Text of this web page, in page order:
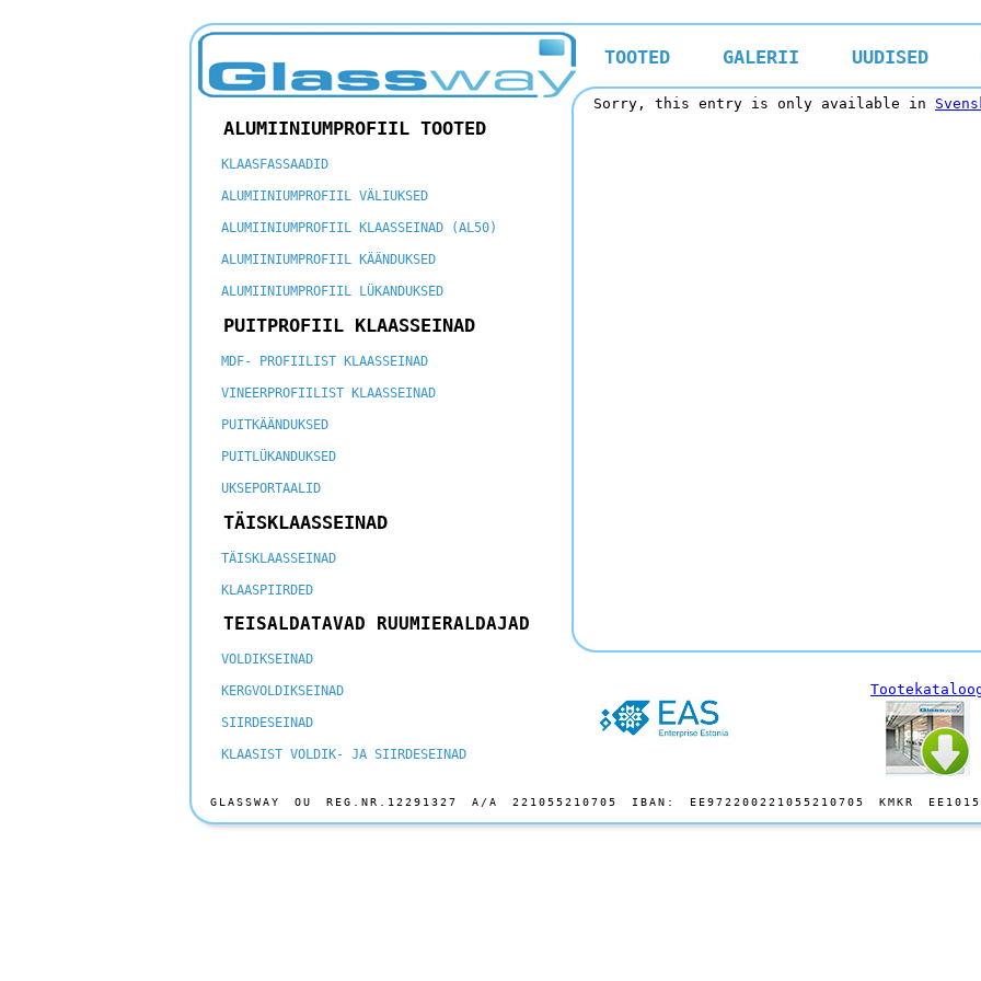
TOOTED GALERII UUDISED
ALUMIINIUMPROFIIL TOOTED
KLAASFASSAADID
ALUMIINIUMPROFIIL VÄLIUKSED
ALUMIINIUMPROFIIL KLAASSEINAD (AL50)
ALUMIINIUMPROFIIL KÄÄNDUKSED
ALUMIINIUMPROFIIL LÜKANDUKSED
PUITPROFIIL KLAASSEINAD
MDF- PROFIILIST KLAASSEINAD
VINEERPROFIILIST KLAASSEINAD
PUITKÄÄNDUKSED
PUITLÜKANDUKSED
UKSEPORTAALID
TÄISKLAASSEINAD
TÄISKLAASSEINAD
KLAASPIIRDED
TEISALDATAVAD RUUMIERALDAJAD
VOLDIKSEINAD
KERGVOLDIKSEINAD
SIIRDESEINAD
KLAASIST VOLDIK- JA SIIRDESEINAD
Sorry, this entry is only available in
GLASSWAY OU REG.NR.12291327 A/A 221055210705 IBAN: EE972200221055210705 KMKR